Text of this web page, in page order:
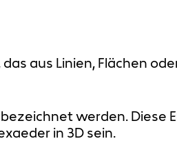
aus Linien, Flächen
werden. Diese
in 3D sein.